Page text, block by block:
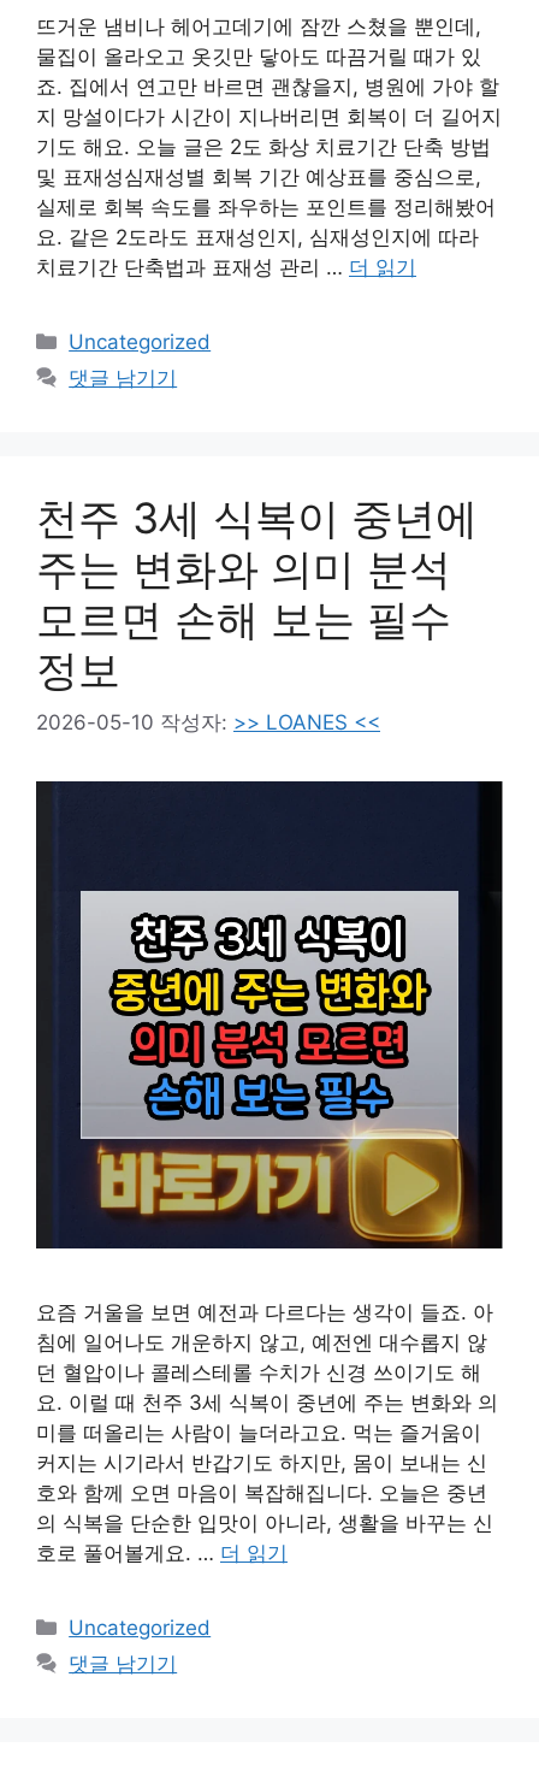
뜨거운 냄비나 헤어고데기에 잠깐 스쳤을 뿐인데,
물집이 올라오고 옷깃만 닿아도 따끔거릴 때가 있
죠. 집에서 연고만 바르면 괜찮을지, 병원에 가야 할
지 망설이다가 시간이 지나버리면 회복이 더 길어지
기도 해요. 오늘 글은 2도 화상 치료기간 단축 방법
및 표재성심재성별 회복 기간 예상표를 중심으로,
실제로 회복 속도를 좌우하는 포인트를 정리해봤어
요. 같은 2도라도 표재성인지, 심재성인지에 따라
치료기간 단축법과 표재성 관리 … 더 읽기
카
테
고
Uncategorized
댓글 남기기
천주 3세 식복이 중년에
주는 변화와 의미 분석
모르면 손해 보는 필수
정보
2026-05-10 작성자: >> LOANES <<
요즘 거울을 보면 예전과 다르다는 생각이 들죠. 아
침에 일어나도 개운하지 않고, 예전엔 대수롭지 않
던 혈압이나 콜레스테롤 수치가 신경 쓰이기도 해
요. 이럴 때 천주 3세 식복이 중년에 주는 변화와 의
미를 떠올리는 사람이 늘더라고요. 먹는 즐거움이
커지는 시기라서 반갑기도 하지만, 몸이 보내는 신
호와 함께 오면 마음이 복잡해집니다. 오늘은 중년
의 식복을 단순한 입맛이 아니라, 생활을 바꾸는 신
호로 풀어볼게요. … 더 읽기
카
테
Uncategorized
댓글 남기기